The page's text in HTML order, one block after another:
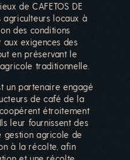
de CAFETOS DE
agriculteurs locaux à
des conditions
exigences des
en préservant le
traditionnelle.
un partenaire engagé
de café de la
étroitement
leur fournissent des
gestion agricole de
à la récolte, afin